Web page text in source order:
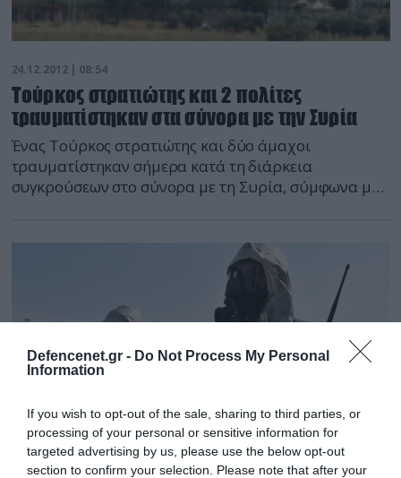
Defencenet.gr - Do Not Process My Personal
Information
If you wish to opt-out of the sale, sharing to third parties, or
processing of your personal or sensitive information for
targeted advertising by us, please use the below opt-out
section to confirm your selection. Please note that after your
24.12.2012 | 08:54
Τούρκος στρατιώτης και 2 πολίτες
τραυματίστηκαν στα σύνορα με την Συρία
Ένας Τούρκος στρατιώτης και δύο άμαχοι
τραυματίστηκαν σήμερα κατά τη διάρκεια
συγκρούσεων στο σύνορα με τη Συρία, σύμφωνα με
τουρκικά σύνορα, προκαλώντας πολλά θύματα,
αυτόπτες μάρτυρες μεταξύ των οποίων και ένας
Τούρκος στρατιώτης , ανέφερε το πρακτορείο
Associated Press. Νωρίτερα, ένα ελικόπτερο […]